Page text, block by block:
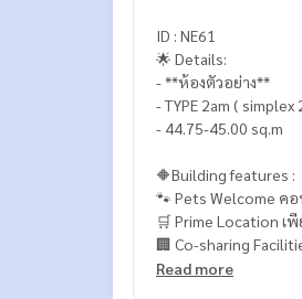
ID : NE61
🌟 Details:
- **ห้องตัวอย่าง**
- TYPE 2am (
- 44.75-45.00 sq.m
🔶Building features :
🐾 Pets Welcome คอ
🛒 Prime Location เ
🏢 Co-sharing
🏊 24/7 Rooftop
Read more